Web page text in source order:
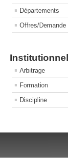
Départements
Offres/Demande
Institutionnel
Arbitrage
Formation
Discipline